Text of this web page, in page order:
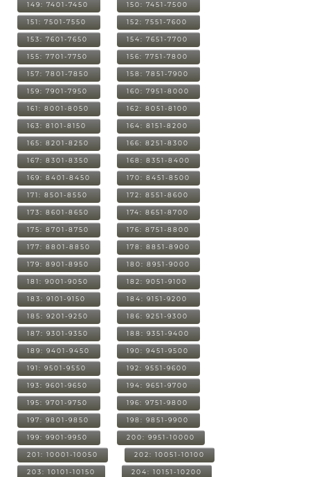
149: 7401-7450 150: 7451-7500
151: 7501-7550 152: 7551-7600
153: 7601-7650 154: 7651-7700
155: 7701-7750 156: 7751-7800
157: 7801-7850 158: 7851-7900
159: 7901-7950 160: 7951-8000
161: 8001-8050 162: 8051-8100
163: 8101-8150 164: 8151-8200
165: 8201-8250 166: 8251-8300
167: 8301-8350 168: 8351-8400
169: 8401-8450 170: 8451-8500
171: 8501-8550 172: 8551-8600
173: 8601-8650 174: 8651-8700
175: 8701-8750 176: 8751-8800
177: 8801-8850 178: 8851-8900
179: 8901-8950 180: 8951-9000
181: 9001-9050 182: 9051-9100
183: 9101-9150 184: 9151-9200
185: 9201-9250 186: 9251-9300
187: 9301-9350 188: 9351-9400
189: 9401-9450 190: 9451-9500
191: 9501-9550 192: 9551-9600
193: 9601-9650 194: 9651-9700
195: 9701-9750 196: 9751-9800
197: 9801-9850 198: 9851-9900
199: 9901-9950 200: 9951-10000
201: 10001-10050 202: 10051-10100
203: 10101-10150 204: 10151-10200